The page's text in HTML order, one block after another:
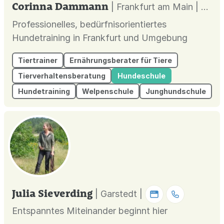
Corinna Dammann
| Frankfurt am Main |
Professionelles, bedürfnisorientiertes
Hundetraining in Frankfurt und Umgebung
Tiertrainer
Ernährungsberater für Tiere
Tierverhaltensberatung
Hundeschule
Hundetraining
Welpenschule Junghundschule
Julia Sieverding
| Garstedt |
Entspanntes Miteinander beginnt hier